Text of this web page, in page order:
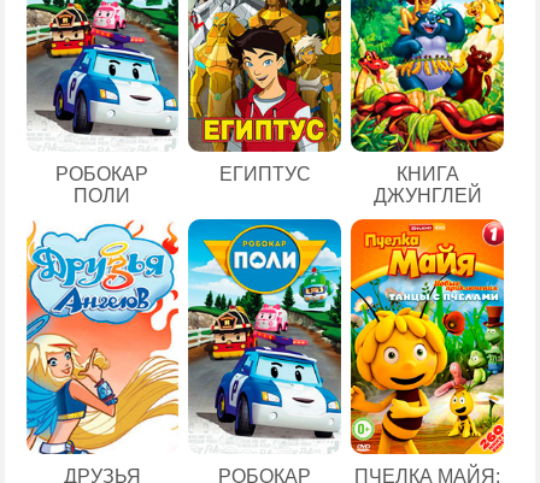
РОБОКАР
ПОЛИ
ЕГИПТУС
КНИГА
ДЖУНГЛЕЙ
ДРУЗЬЯ
РОБОКАР
ПЧЕЛКА МАЙЯ: